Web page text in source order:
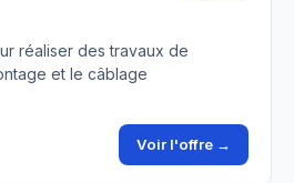
réaliser des travaux de
et le câblage
Voir l'offre →